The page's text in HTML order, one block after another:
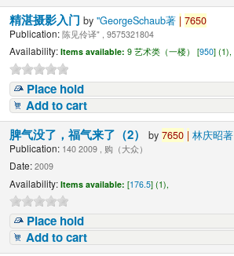
精湛摄影入门by"GeorgeSchaub著 | 7650
Publication: 陈见伶译" , 9575321804
Availability: Items available: 9 艺术类（一楼） [950] (1),
Place hold
Add to cart
脾气没了，福气来了（2）by7650 | 林庆昭著
Publication: 140 2009 , 购（大众）
Date: 2009
Availability: Items available: [176.5] (1),
Place hold
Add to cart